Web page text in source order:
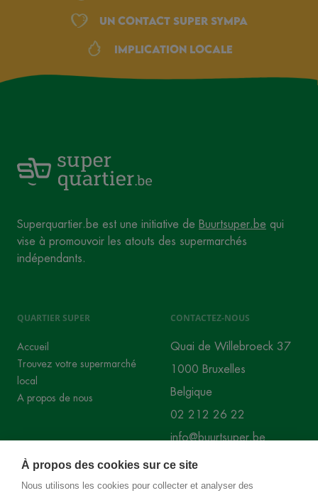
À propos des cookies sur ce site
Nous utilisons les cookies pour collecter et analyser des
Un Contact Super Sympa
Implication locale
Superquartier.be est une initiative de Buurtsuper.be qui
vise à promouvoir les atouts des supermarchés
indépendants.
QUARTIER SUPER
Accueil
Trouvez votre supermarché
local
A propos de nous
CONTACTEZ-NOUS
Quai de Willebroeck 37
1000 Bruxelles
Belgique
02 212 26 22
info@buurtsuper.be
RÉSEAUX SOCIAUX